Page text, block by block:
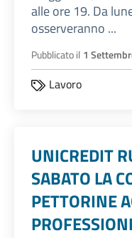
alle ore 19. Da
osserveranno ...
Pubblicato il 1
Lavoro
UNICREDIT
SABATO LA
PETTORINE